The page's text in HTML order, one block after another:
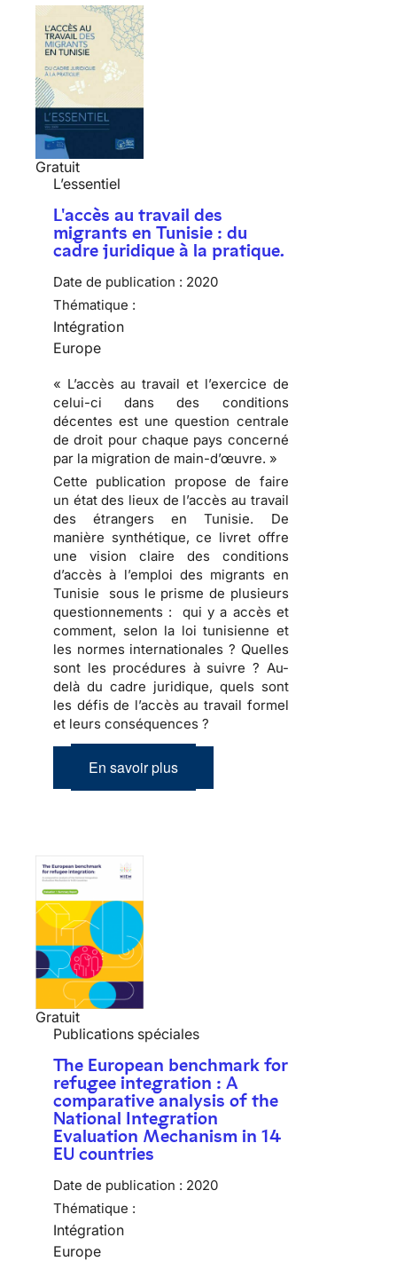
Gratuit
L’essentiel
L'accès au travail des
migrants en Tunisie : du
cadre juridique à la pratique.
Date de publication : 2020
Thématique :
Intégration
Europe
« L’accès au travail et l’exercice de
celui-ci dans des conditions
décentes est une question centrale
de droit pour chaque pays concerné
par la migration de main-d’œuvre. »
Cette publication propose de faire
un état des lieux de l’accès au travail
des étrangers en Tunisie. De
manière synthétique, ce livret offre
une vision claire des conditions
d’accès à l’emploi des migrants en
Tunisie sous le prisme de plusieurs
questionnements : qui y a accès et
comment, selon la loi tunisienne et
les normes internationales ? Quelles
sont les procédures à suivre ? Au-
delà du cadre juridique, quels sont
les défis de l’accès au travail formel
et leurs conséquences ?
En savoir plus
Gratuit
Publications spéciales
The European benchmark for
refugee integration : A
comparative analysis of the
National Integration
Evaluation Mechanism in 14
EU countries
Date de publication : 2020
Thématique :
Intégration
Europe